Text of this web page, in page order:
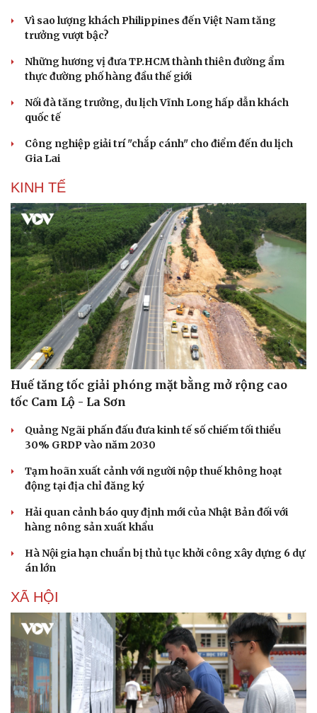
Văn hóa
Sân khấu - Điện ảnh
Văn học
Âm nhạc
Di sản
Giải trí
Nghệ sĩ
Thời trang
Sao Việt
Vì sao lượng khách Philippines đến Việt Nam tăng
trưởng vượt bậc?
Những hương vị đưa TP.HCM thành thiên đường ẩm
thực đường phố hàng đầu thế giới
Nối đà tăng trưởng, du lịch Vĩnh Long hấp dẫn khách
quốc tế
Công nghiệp giải trí "chắp cánh" cho điểm đến du lịch
Gia Lai
KINH TẾ
Huế tăng tốc giải phóng mặt bằng mở rộng cao
tốc Cam Lộ - La Sơn
Quảng Ngãi phấn đấu đưa kinh tế số chiếm tối thiểu
30% GRDP vào năm 2030
Tạm hoãn xuất cảnh với người nộp thuế không hoạt
động tại địa chỉ đăng ký
Hải quan cảnh báo quy định mới của Nhật Bản đối với
hàng nông sản xuất khẩu
Hà Nội gia hạn chuẩn bị thủ tục khởi công xây dựng 6 dự
án lớn
XÃ HỘI